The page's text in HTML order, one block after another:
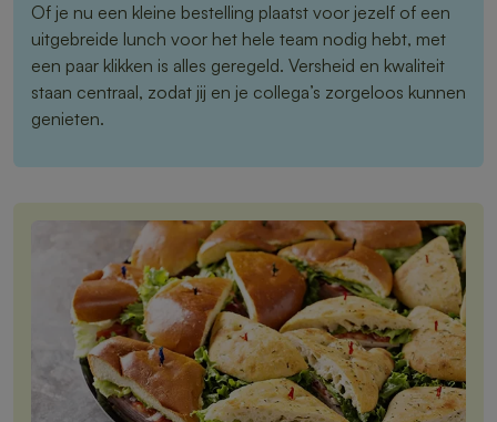
Of je nu een kleine bestelling plaatst voor jezelf of een
uitgebreide lunch voor het hele team nodig hebt, met
een paar klikken is alles geregeld. Versheid en kwaliteit
staan centraal, zodat jij en je collega’s zorgeloos kunnen
genieten.